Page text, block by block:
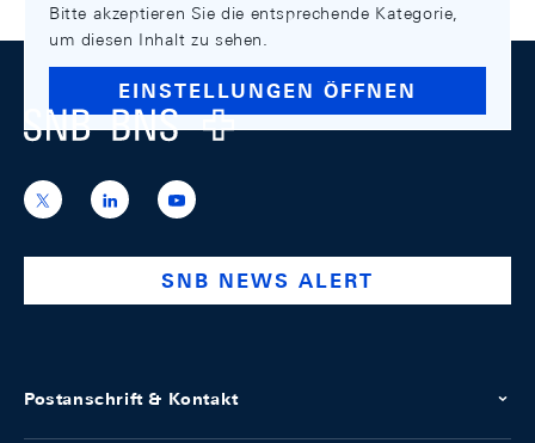
Bitte akzeptieren Sie die entsprechende Kategorie,
um diesen Inhalt zu sehen.
EINSTELLUNGEN ÖFFNEN
Footer
Logo
https://x.com/snb_bns
https://ch.linkedin.com/company/swiss-
national-
https://www.youtube.com/
SNB NEWS ALERT
Postanschrift & Kontakt